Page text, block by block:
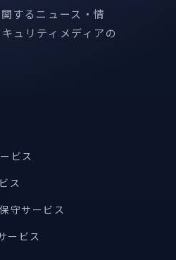
するニュース・情
ュリティメディアの
ビス
ス
守サービス
ービス